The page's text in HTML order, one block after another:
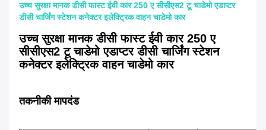
उच्च सुरक्षा मानक डीसी फास्ट ईवी कार 250 ए सीसीएस2 टू चाडेमो एडाप्टर
डीसी चार्जिंग स्टेशन कनेक्टर इलेक्ट्रिक वाहन चाडेमो कार
उच्च सुरक्षा मानक डीसी फास्ट ईवी कार 250 ए
सीसीएस2 टू चाडेमो एडाप्टर डीसी चार्जिंग स्टेशन
कनेक्टर इलेक्ट्रिक वाहन चाडेमो कार
तकनीकी मापदंड